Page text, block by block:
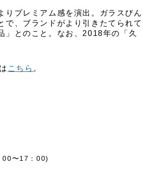
りプレミアム感を演出。ガラスびん
で、ブランドがより引きたてられて
」とのこと。なお、2018年の「久
こちら 。
〜17：00)